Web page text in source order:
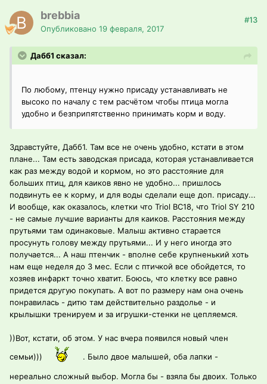
brebbia
Опубликовано 19 февраля, 2017
#13
Дабб1 сказал:
По любому, птенцу нужно присаду устанавливать не
высоко по началу с тем расчётом чтобы птица могла
удобно и безприпятственно принимать корм и воду.
Здравстуйте, Дабб1. Там все не очень удобно, кстати в этом
плане... Там есть заводская присада, которая устанавливается
как раз между водой и кормом, но это расстояние для
больших птиц, для каиков явно не удобно... пришлось
подвинуть ее к корму, и для воды сделали еще доп. присаду...
И вообще, как оказалось, клетки что Triol BC18, что Triol SY 210
- не самые лучшие варианты для каиков. Расстояния между
прутьями там одинаковые. Малыш активно старается
просунуть голову между прутьями... И у него иногда это
получается... А наш птенчик - вполне себе крупненький хоть
нам еще неделя до 3 мес. Если с птичкой все обойдется, то
хозяев инфаркт точно хватит. Боюсь, что клетку все равно
придется другую покупать. А вот по размеру нам она очень
понравилась - дитю там действительно раздолье - и
крылышки тренируем и за игрушки-стенки не цепляемся.
))Вот, кстати, об этом. У нас вчера появился новый член
семьи)))
. Было двое малышей, оба лапки -
нереально сложный выбор. Могла бы - взяла бы двоих. Только